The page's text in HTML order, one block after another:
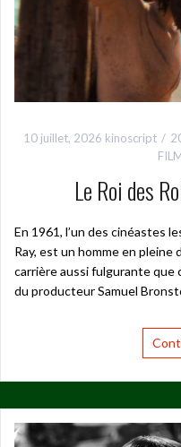
10 juillet, 2026 kinoscript
Le Roi des
En 1961, l’un des cinéastes
Ray, est un homme en pleine
carrière aussi fulgurante que
du producteur Samuel